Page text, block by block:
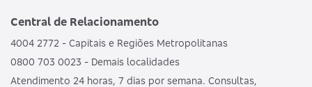
Central de Relacionamento
4004 2772 - Capitais e Regiões Metropolitanas
0800 703 0023 - Demais localidades
Atendimento 24 horas, 7 dias por semana. Consultas,